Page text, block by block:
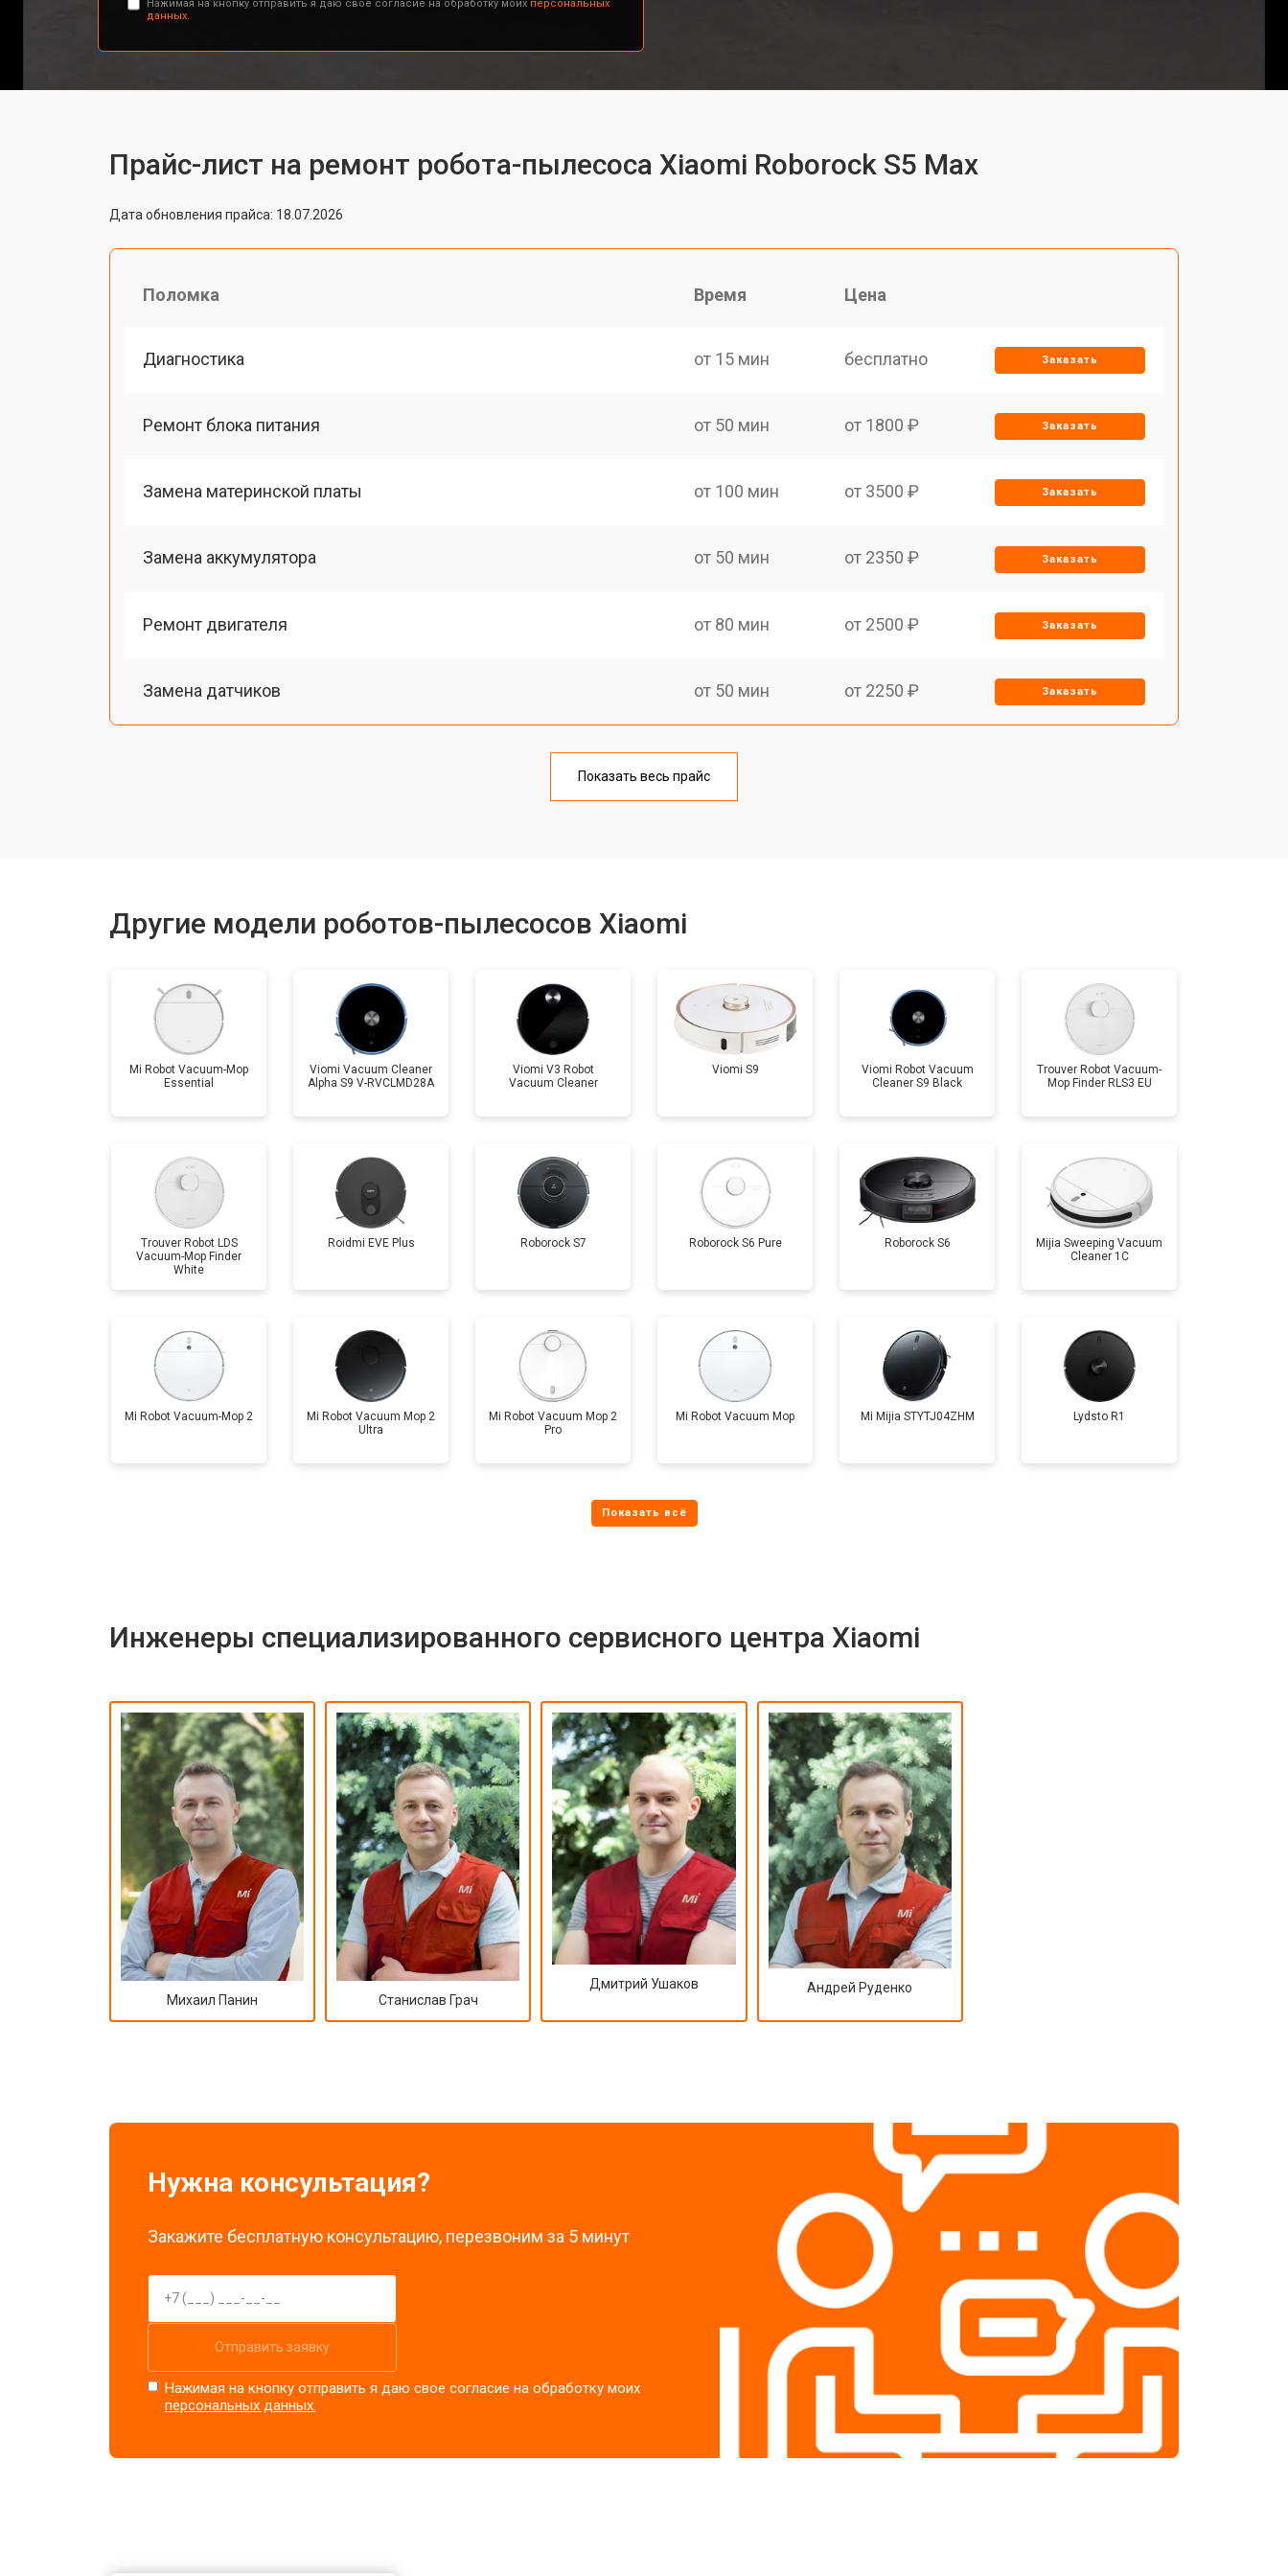
Нажимая на кнопку отправить я даю свое согласие на обработку моих персональных
данных.
Прайс-лист на ремонт робота-пылесоса Xiaomi Roborock S5 Max
Дата обновления прайса: 18.07.2026
Поломка Время Цена
Диагностика от 15 мин бесплатно Заказать
Ремонт блока питания от 50 мин от 1800 ₽ Заказать
Замена материнской платы от 100 мин от 3500 ₽ Заказать
Замена аккумулятора от 50 мин от 2350 ₽ Заказать
Ремонт двигателя от 80 мин от 2500 ₽ Заказать
Замена датчиков от 50 мин от 2250 ₽ Заказать
от 60 мин
Показать весь прайс
Другие модели роботов-пылесосов Xiaomi
Mi Robot Vacuum-Mop
Essential
Viomi Vacuum Cleaner
Alpha S9 V-RVCLMD28A
Viomi V3 Robot
Vacuum Cleaner
Viomi S9
Viomi Robot Vacuum
Cleaner S9 Black
Trouver Robot Vacuum-
Mop Finder RLS3 EU
Trouver Robot LDS
Vacuum-Mop Finder
White
Roidmi EVE Plus Roborock S7 Roborock S6 Pure Roborock S6
Mijia Sweeping Vacuum
Cleaner 1C
Mi Robot Vacuum-Mop 2
Mi Robot Vacuum Mop 2
Ultra
Mi Robot Vacuum Mop 2
Pro
Mi Robot Vacuum Mop Mi Mijia STYTJ04ZHM Lydsto R1
Инженеры специализированного сервисного центра Xiaomi
Михаил Панин Станислав Грач
Дмитрий Ушаков Андрей Руденко
Нужна консультация?
Закажите бесплатную консультацию, перезвоним за 5 минут
Отправить заявку
Нажимая на кнопку отправить я даю свое согласие на обработку моих
персональных данных.